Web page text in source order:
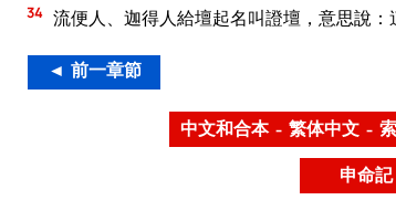
34 流便人、迦得人給壇起名叫證壇，意思說：
◄ 前一章節
中文和合本 – 繁体中文 – 索
申命記